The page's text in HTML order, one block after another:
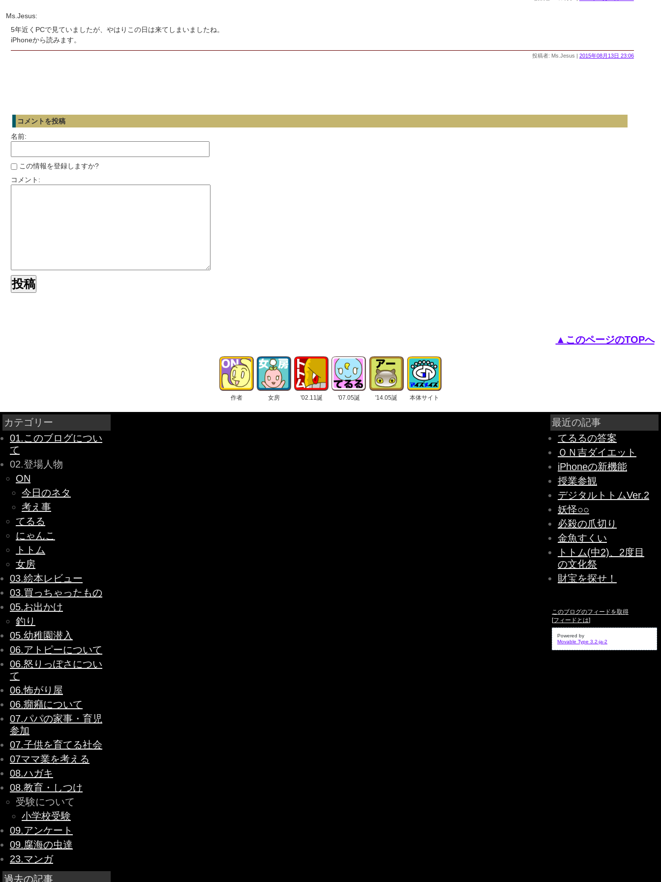
Ms.Jesus:
5年近くPCで見ていましたが、やはりこの日は来てしまいましたね。
iPhoneから読みます。
投稿者: Ms.Jesus | 2015年08月13日 23:06
コメントを投稿
名前:
この情報を登録しますか?
コメント:
▲このページのTOPへ
作者 女房 '02.11誕 '07.05誕 '14.05誕 本体サイト
カテゴリー
01.このブログについ
て
02.登場人物
ON
今日のネタ
考え事
てるる
にゃんこ
トトム
女房
03.絵本レビュー
03.買っちゃったもの
05.お出かけ
釣り
05.幼稚園潜入
06.アトピーについて
06.怒りっぽさについ
て
06.怖がり屋
06.癇癪について
07.パパの家事・育児
参加
07.子供を育てる社会
07ママ業を考える
08.ハガキ
08.教育・しつけ
受験について
小学校受験
09.アンケート
09.腐海の虫達
23.マンガ
過去の記事
最近の記事
てるるの答案
ＯＮ吉ダイエット
iPhoneの新機能
授業参観
デジタルトトムVer.2
妖怪○○
必殺の爪切り
金魚すくい
トトム(中2)、2度目
の文化祭
財宝を探せ！
このブログのフィードを取得
[フィードとは]
Powered by
Movable Type 3.2-ja-2